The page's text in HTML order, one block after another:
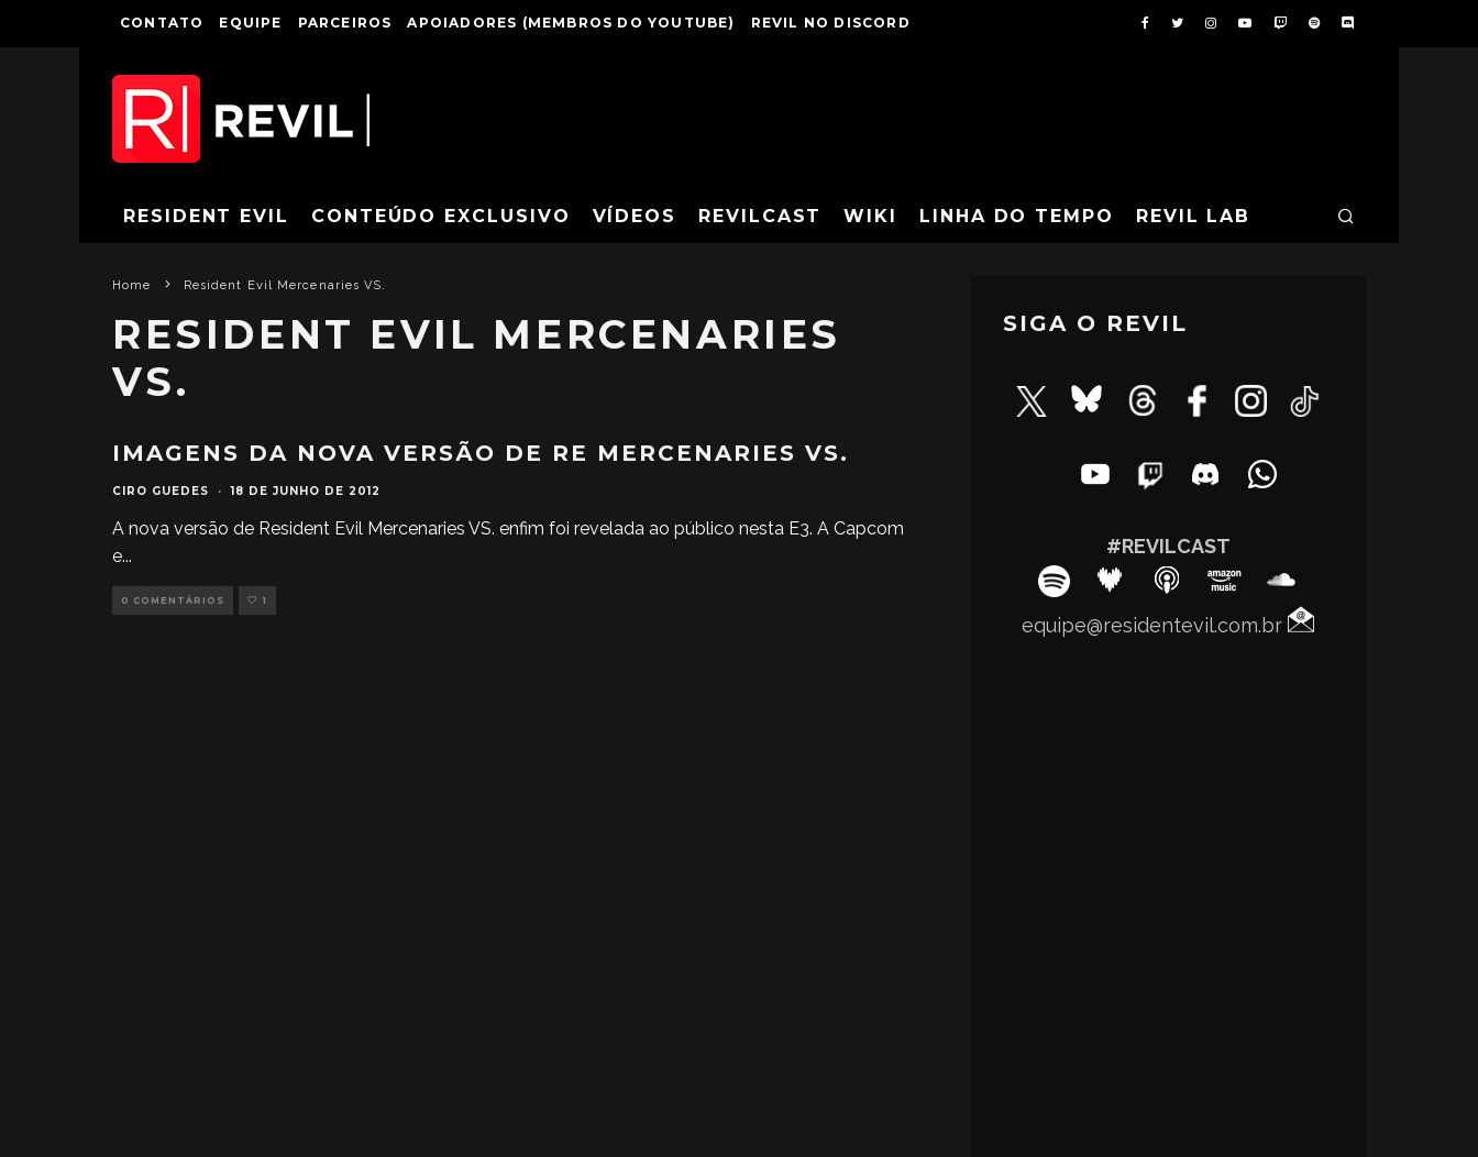
CONTATO EQUIPE PARCEIROS APOIADORES (MEMBROS DO YOUTUBE) REVIL NO DISCORD
RESIDENT EVIL CONTEÚDO EXCLUSIVO VÍDEOS REVILCAST WIKI LINHA DO TEMPO REVIL LAB
Home Resident Evil Mercenaries VS.
RESIDENT EVIL MERCENARIES
VS.
IMAGENS DA NOVA VERSÃO DE RE MERCENARIES VS.
CIRO GUEDES · 18 DE JUNHO DE 2012
A nova versão de Resident Evil Mercenaries VS. enfim foi revelada ao público nesta E3. A Capcom
e...
0 COMENTÁRIOS 1
SIGA O REVIL
#REVILCAST
equipe@residentevil.com.br